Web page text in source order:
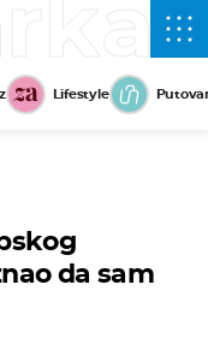
Lifestyle
da sam